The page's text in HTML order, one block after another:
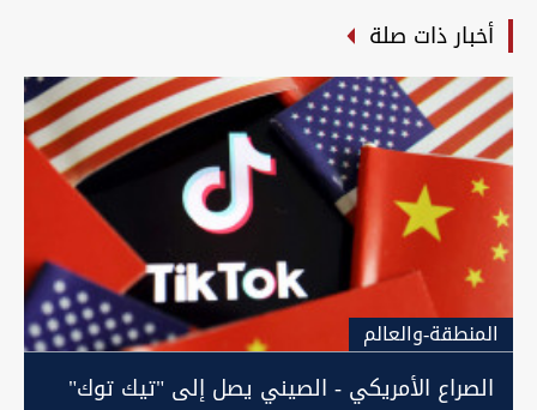
أخبار ذات صلة
المنطقة-والعالم
الصراع الأمريكي - الصيني يصل إلى "تيك توك"